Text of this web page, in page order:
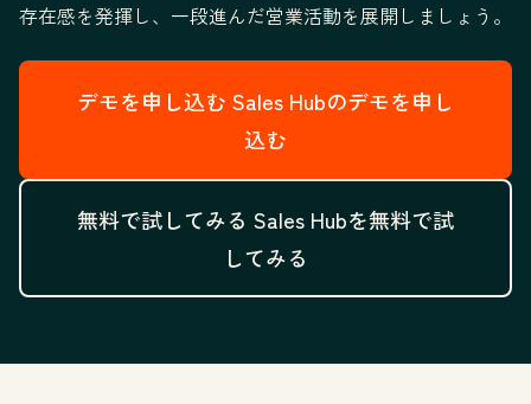
存在感を発揮し、一段進んだ営業活動を展開しましょう。
デモを申し込む Sales Hubのデモを申し
込む
無料で試してみる Sales Hubを無料で試
してみる